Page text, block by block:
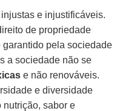
e injustificáveis.
de propriedade
pela sociedade
a sociedade não se
e não renováveis.
e diversidade
nutrição, sabor e